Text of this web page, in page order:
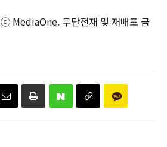
MediaOne. 무단전재 및 재배포 금